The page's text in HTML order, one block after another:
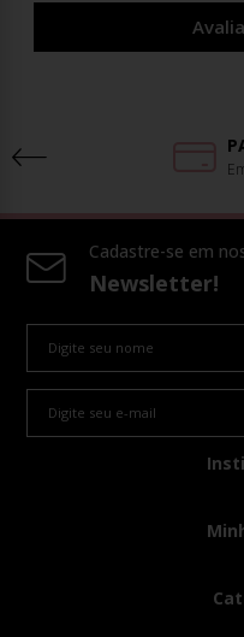
Cadastre-se em
Newsletter!